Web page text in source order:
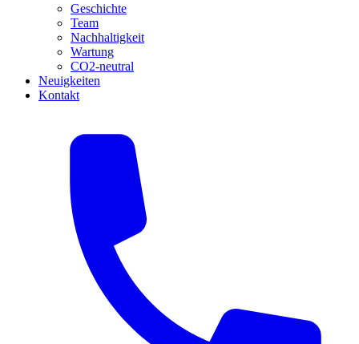
Geschichte
Team
Nachhaltigkeit
Wartung
CO2-neutral
Neuigkeiten
Kontakt